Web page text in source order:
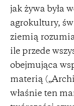
jak żywa była
agrokultury,
ziemią
ile przede
obejmująca
materią
właśnie ten